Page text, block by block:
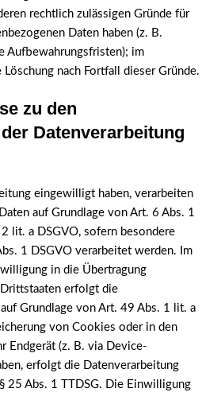
rechtlich zulässigen Gründe für
Daten haben (z. B.
Aufbewahrungsfristen); im
nach Fortfall dieser Gründe.
zu den
Datenverarbeitung
eingewilligt haben, verarbeiten
auf Grundlage von Art. 6 Abs. 1
lit. a DSGVO, sofern besondere
1 DSGVO verarbeitet werden. Im
in die Übertragung
erfolgt die
Grundlage von Art. 49 Abs. 1 lit. a
von Cookies oder in den
Endgerät (z. B. via Device-
erfolgt die Datenverarbeitung
25 Abs. 1 TTDSG. Die Einwilligung